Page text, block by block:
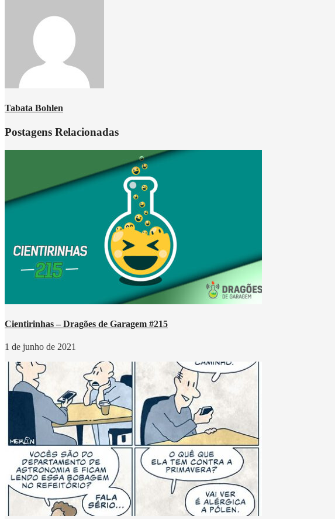
Tabata Bohlen
Postagens Relacionadas
Cientirinhas – Dragões de Garagem #215
1 de junho de 2021